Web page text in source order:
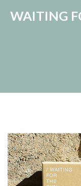
WAITING